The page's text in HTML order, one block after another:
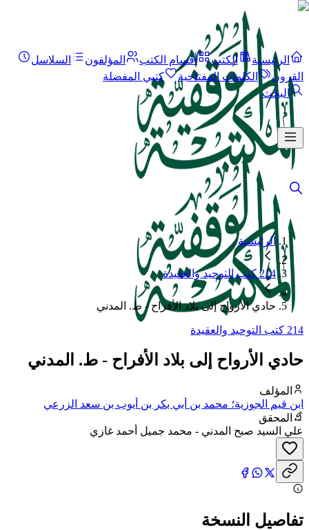
الرئيسية الكتب أقسام الكتب المؤلفون
السلاسل
القرون
الكلمات المفتاحية
كتبي المفضلة
البحث
الرئيسية
214 كتب التوحيد والعقيدة
حادي الأرواح إلى بلاد الأفراح - ط. المدني
214 كتب التوحيد والعقيدة
حادي الأرواح إلى بلاد الأفراح - ط. المدني
المؤلف
ابن قيم الجوزية؛ محمد بن أبي بكر بن أيوب بن سعد الزرعي
الدمشقي، أبو عبد الله، شمس الدين
المحقق
علي السيد صبح المدني - محمد جميل أحمد غازي
تفاصيل النسخة